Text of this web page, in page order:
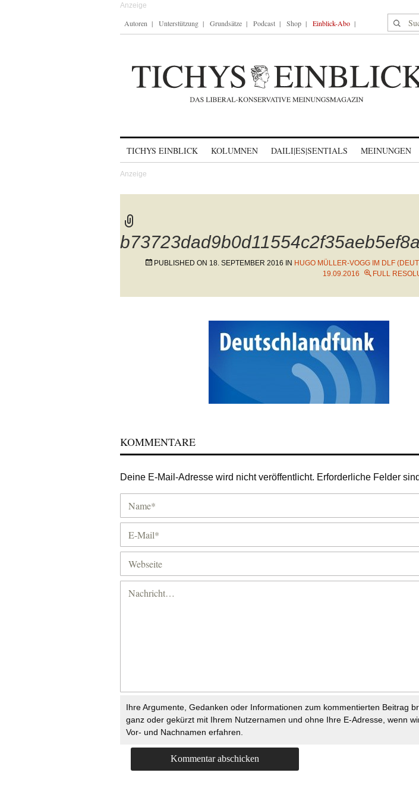
Autoren Unterstützung Grundsätze Podcast Shop Einblick-Abo Suche
TICHYS EINBLICK KOLUMNEN DAILI|ES|SENTIALS MEINUNGEN
PUBLISHED ON 18. SEPTEMBER 2016 IN HUGO MÜLLER-VOGG IM DLF
19.09.2016
FULL
KOMMENTARE
Deine E-Mail-Adresse wird nicht veröffentlicht. Erforderliche Felder
Ihre Argumente, Gedanken oder Informationen zum kommentierten Beitrag
ganz oder gekürzt mit Ihrem Nutzernamen und ohne Ihre E-Adresse, wenn
Vor- und Nachnamen erfahren.